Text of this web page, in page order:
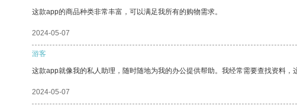
这款app的商品种类非常丰富，可以满足我所有的购物需求。
2024-05-07
游客
这款app就像我的私人助理，随时随地为我的办公提供帮助。我经常需要查找资料，
2024-05-07